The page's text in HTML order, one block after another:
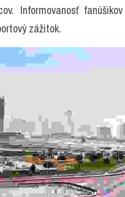
Informovanosť
zážitok.